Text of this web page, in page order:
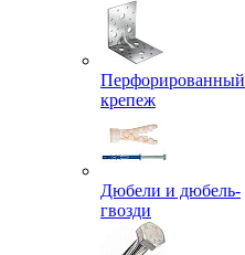
Перфорированный
крепеж
Дюбели и дюбель-
гвозди